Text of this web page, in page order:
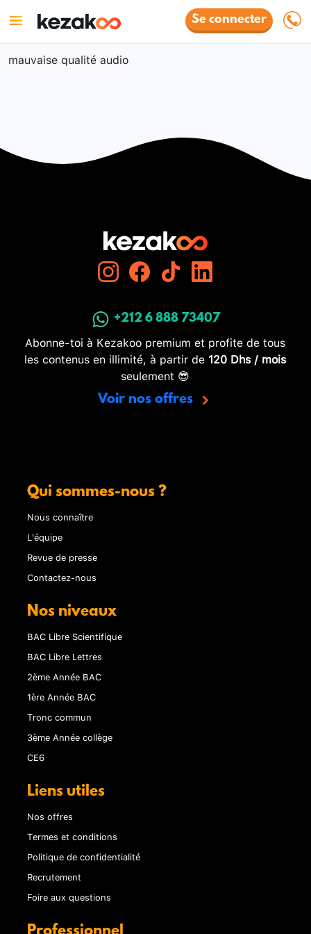
Se connecter
mauvaise qualité audio
+212 6 888 73407
Abonne-toi à Kezakoo premium et profite de tous
les contenus en illimité, à partir de 120 Dhs / mois
seulement 😎
Voir nos offres
Qui sommes-nous ?
Nous connaître
L'équipe
Revue de presse
Contactez-nous
Nos niveaux
BAC Libre Scientifique
BAC Libre Lettres
2ème Année BAC
1ère Année BAC
Tronc commun
3ème Année collège
CE6
Liens utiles
Nos offres
Termes et conditions
Politique de confidentialité
Recrutement
Foire aux questions